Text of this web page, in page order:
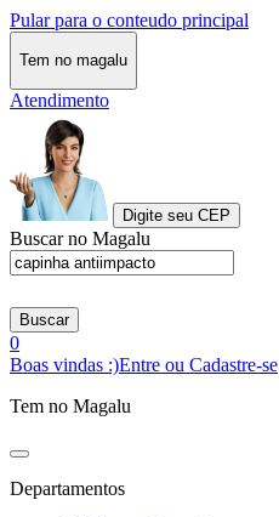
Pular para o conteudo principal
Tem no magalu
Atendimento
Digite seu CEP
Buscar no Magalu
Buscar
0
Boas vindas :)Entre ou Cadastre-se
Tem no Magalu
Departamentos